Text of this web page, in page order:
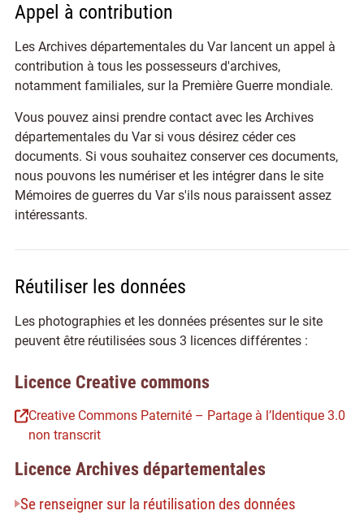
Appel à contribution
Les Archives départementales du Var lancent un appel à
contribution à tous les possesseurs d'archives,
notamment familiales, sur la Première Guerre mondiale.
Vous pouvez ainsi prendre contact avec les Archives
départementales du Var si vous désirez céder ces
documents. Si vous souhaitez conserver ces documents,
nous pouvons les numériser et les intégrer dans le site
Mémoires de guerres du Var s'ils nous paraissent assez
intéressants.
Réutiliser les données
Les photographies et les données présentes sur le site
peuvent être réutilisées sous 3 licences différentes :
Licence Creative commons
Creative Commons Paternité – Partage à l’Identique 3.0
non transcrit
Licence Archives départementales
Se renseigner sur la réutilisation des données